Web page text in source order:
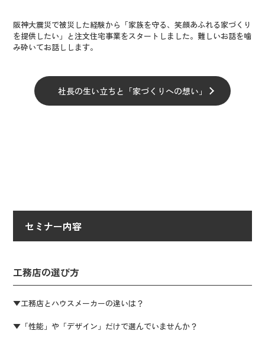
阪神大震災で被災した経験から「家族を守る、笑顔あふれる家づくり
を提供したい」と注文住宅事業をスタートしました。難しいお話を噛
み砕いてお話しします。
社長の生い立ちと「家づくりへの想い」
セミナー内容
工務店の選び方
▼工務店とハウスメーカーの違いは？
▼「性能」や「デザイン」だけで選んでいませんか？